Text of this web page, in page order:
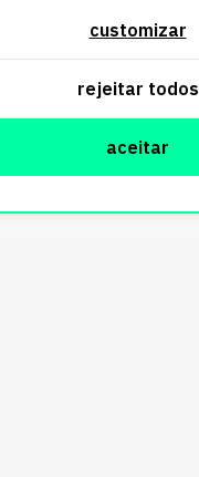
customizar
rejeitar todos
aceitar